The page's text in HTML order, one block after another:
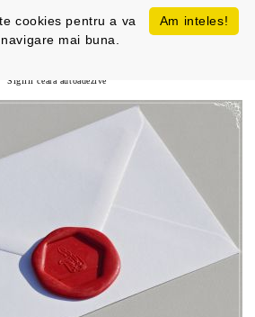
Sigilii ceara autoadezive
Am inteles!
cookies pentru a va
mai buna.